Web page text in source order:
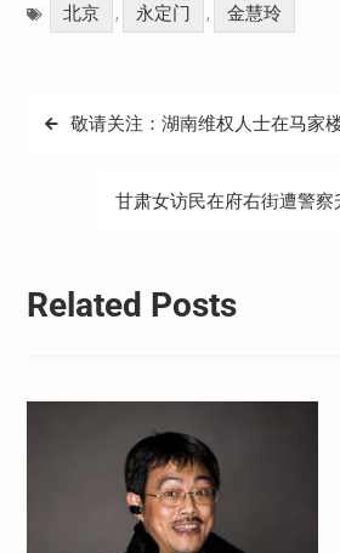
北京 , 永定门 , 金慧玲
文
敬请关注：湖南维权人士在马家
甘肃女访民在府右街遭警察
Related Posts